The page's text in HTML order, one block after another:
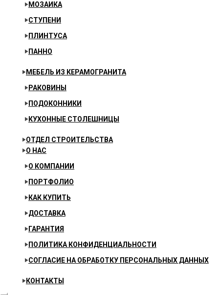
МОЗАИКА
СТУПЕНИ
ПЛИНТУСА
ПАННО
МЕБЕЛЬ ИЗ КЕРАМОГРАНИТА
РАКОВИНЫ
ПОДОКОННИКИ
КУХОННЫЕ СТОЛЕШНИЦЫ
ОТДЕЛ СТРОИТЕЛЬСТВА
О НАС
О КОМПАНИИ
ПОРТФОЛИО
КАК КУПИТЬ
ДОСТАВКА
ГАРАНТИЯ
ПОЛИТИКА КОНФИДЕНЦИАЛЬНОСТИ
СОГЛАСИЕ НА ОБРАБОТКУ ПЕРСОНАЛЬНЫХ ДАННЫХ
КОНТАКТЫ